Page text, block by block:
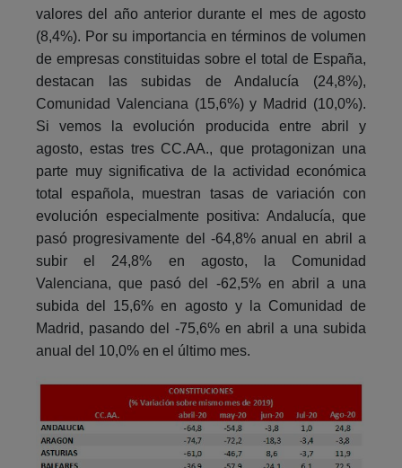
valores del año anterior durante el mes de agosto
(8,4%). Por su importancia en términos de volumen
de empresas constituidas sobre el total de España,
destacan las subidas de Andalucía (24,8%),
Comunidad Valenciana (15,6%) y Madrid (10,0%).
Si vemos la evolución producida entre abril y
agosto, estas tres CC.AA., que protagonizan una
parte muy significativa de la actividad económica
total española, muestran tasas de variación con
evolución especialmente positiva: Andalucía, que
pasó progresivamente del -64,8% anual en abril a
subir el 24,8% en agosto, la Comunidad
Valenciana, que pasó del -62,5% en abril a una
subida del 15,6% en agosto y la Comunidad de
Madrid, pasando del -75,6% en abril a una subida
anual del 10,0% en el último mes.